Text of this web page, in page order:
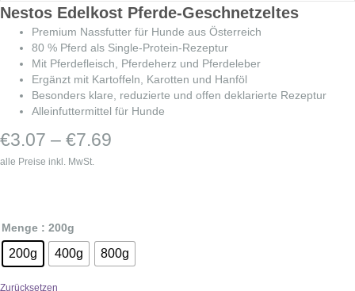
Nestos Edelkost Pferde-Geschnetzeltes
Premium Nassfutter für Hunde aus Österreich
80 % Pferd als Single-Protein-Rezeptur
Mit Pferdefleisch, Pferdeherz und Pferdeleber
Ergänzt mit Kartoffeln, Karotten und Hanföl
Besonders klare, reduzierte und offen deklarierte Rezeptur
Alleinfuttermittel für Hunde
€3.07 – €7.69
alle Preise inkl. MwSt.
Menge : 200g
200g 400g 800g
Zurücksetzen